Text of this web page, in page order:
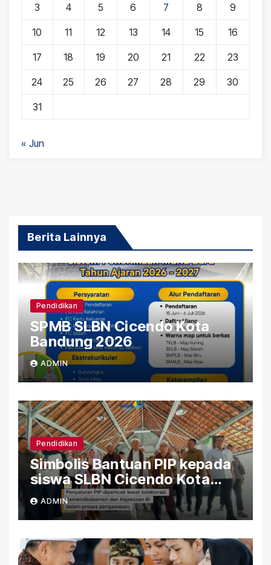
3 4 5 6 7 8 9
10 11 12 13 14 15 16
17 18 19 20 21 22 23
24 25 26 27 28 29 30
31
« Jun
Berita Lainnya
Pendidikan
SPMB SLBN Cicendo Kota
Bandung 2026
ADMIN
Pendidikan
Simbolis Bantuan PIP kepada
siswa SLBN Cicendo Kota
Bandung
ADMIN